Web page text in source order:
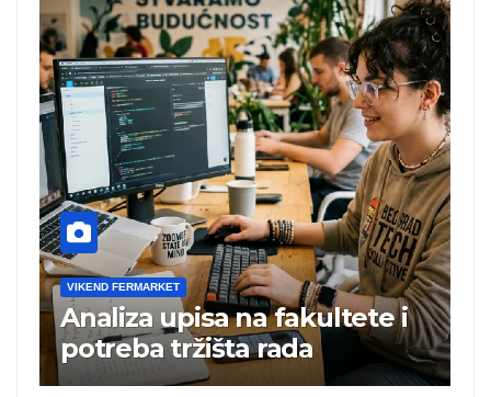
fakultete i
rada
VIKEND FERMARKET
Charli xcx postala
britanska pevačica
albuma na prvom